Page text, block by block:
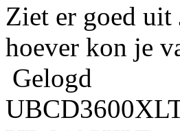
Ziet er goed uit
hoever kon je
Gelogd